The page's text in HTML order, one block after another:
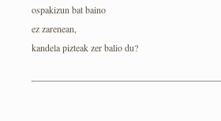
ospakizun bat baino
ez zarenean,
kandela pizteak zer balio du?